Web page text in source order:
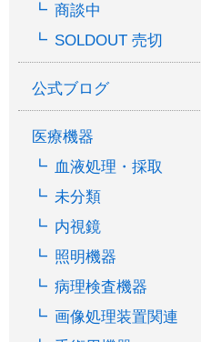
商談中
SOLDOUT 売切
公式ブログ
医療機器
血液処理・採取
未分類
内視鏡
照明機器
病理検査機器
画像処理装置関連